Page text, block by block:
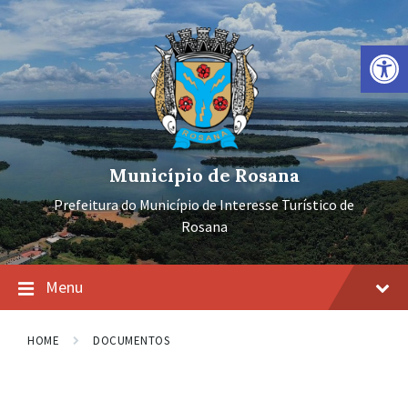
Barra de Ferramentas Aberta
Ir
para
conteúdo
Pular
para
navegação
principal
Pular
para
rodapé
Município de Rosana
Prefeitura do Município de Interesse Turístico de
Rosana
Menu
HOME DOCUMENTOS